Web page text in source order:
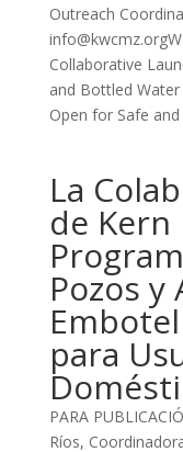
Outreach
Collaborative
and Bottled
Open for Safe and
La
de Kern
Pozos y
para
PARA
Ríos,